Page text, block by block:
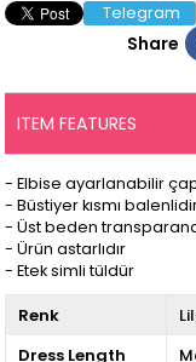
Telegram
Share
ITEM FEATURES
- Elbise ayarlanabilir
- Büstiyer kısmı
- Üst beden
- Ürün astarlıdır
- Etek simli tüldür
Renk
Dress Length